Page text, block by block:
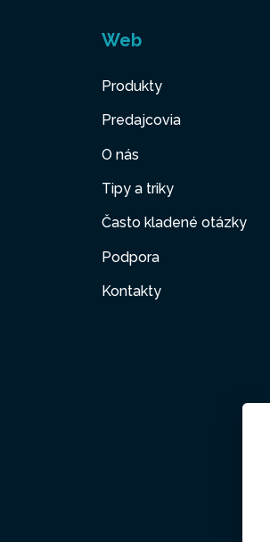
Web
Produkty
Predajcovia
O nás
Tipy a triky
Často kladené otázky
Podpora
Kontakty